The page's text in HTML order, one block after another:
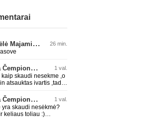
L. Messi gerokai pakėlė Majamio „Inter“ komandos vertę 26 min.
V. Dambrausko ekipa Čempionų lygos atrankoje patyrė skaudžią nesėkmę 1 val.
skaudi nesekme ,o
atsauktas ivartis ,tada
V. Dambrausko ekipa Čempionų lygos atrankoje patyrė skaudžią nesėkmę 1 val.
yra skaudi nesėkmė?
keliaus toliau :)